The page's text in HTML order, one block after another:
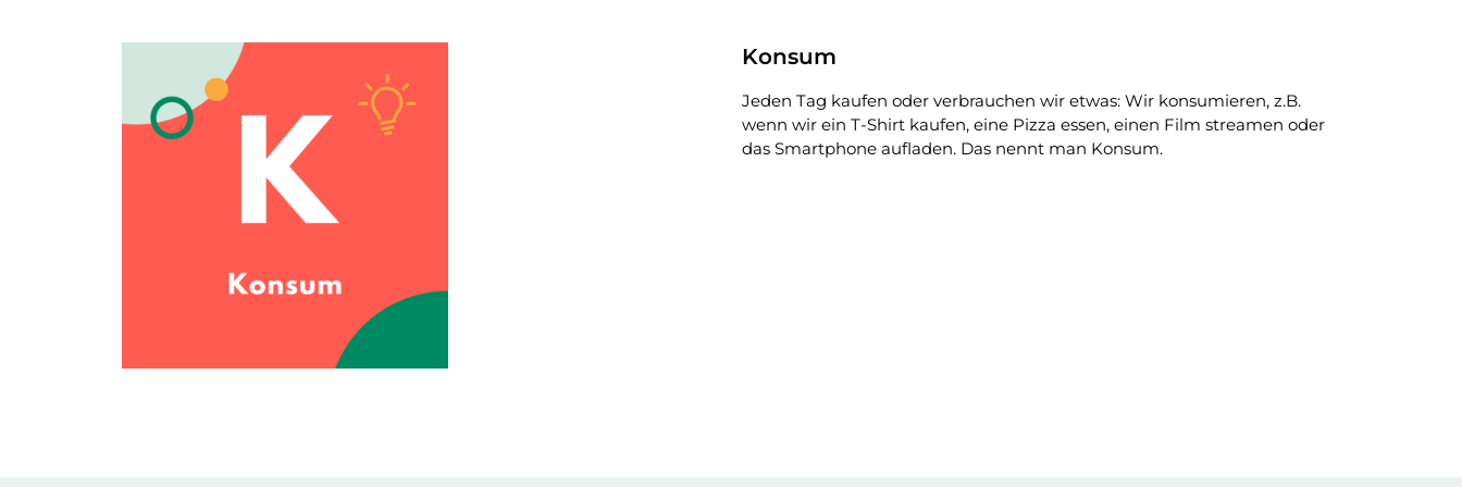
Konsum
Jeden Tag kaufen oder verbrauchen wir etwas: Wir konsumieren, z.B.
wenn wir ein T-Shirt kaufen, eine Pizza essen, einen Film streamen oder
das Smartphone aufladen. Das nennt man Konsum.